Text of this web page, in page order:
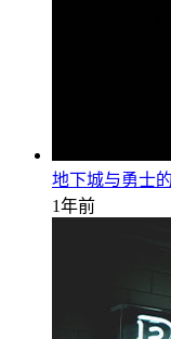
地下城与勇士
1年前